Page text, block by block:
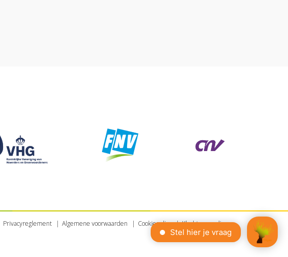
Privacyreglement Algemene voorwaarden Cookiepolicy Klachtenregeling